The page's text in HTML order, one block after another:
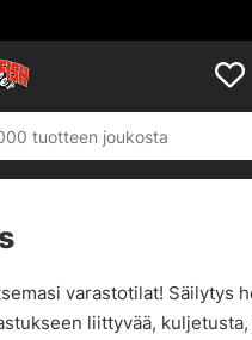
varastotilat! Säilytys
liittyvää,